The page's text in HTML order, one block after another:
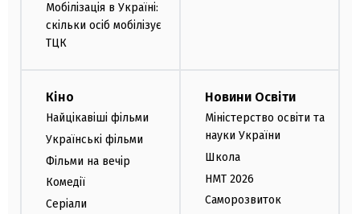
Мобілізація в Україні:
скільки осіб мобілізує
ТЦК
Кіно
Найцікавіші фільми
Українські фільми
Фільми на вечір
Комедії
Серіали
Новини Освіти
Міністерство освіти та
науки України
Школа
НМТ 2026
Саморозвиток